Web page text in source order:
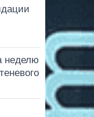
неделю